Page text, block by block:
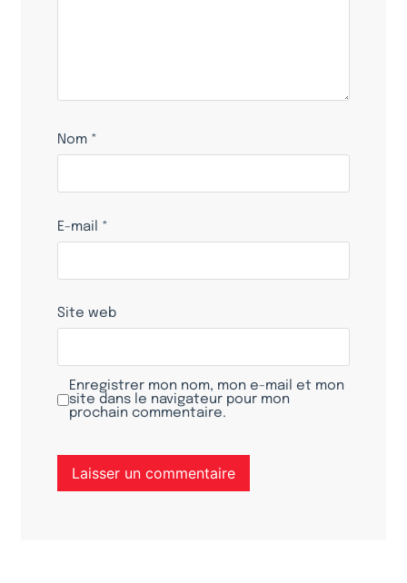
Nom *
E-mail *
Site web
Enregistrer mon nom, mon e-mail et mon
site dans le navigateur pour mon
prochain commentaire.